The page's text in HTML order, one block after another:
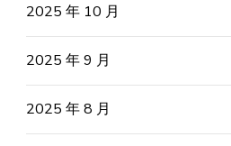
2025 年 10 月
2025 年 9 月
2025 年 8 月